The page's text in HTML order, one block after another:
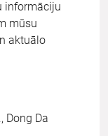
informāciju
mūsu
aktuālo
Dong Da